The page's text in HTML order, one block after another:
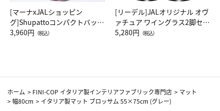
[マーナxJALショッピン
グ]Shupattoコンパクトバッグ
Drop JAL客室乗務員（LC）ス
3,960円 （税込）
[リーデル]JALオリジナル オヴ
ァチュア ワイングラス2脚セッ
ト（レッドワイン）
5,280円 （税込）
ホーム > FINI-COP イタリア製インテリアファブリック専門店 > マット
>幅80cm > イタリア製マット ブロッサム 55×75cm (グレー)